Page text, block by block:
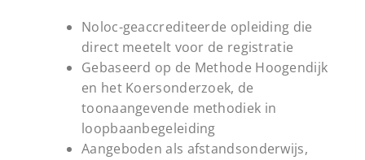
Noloc-geaccrediteerde opleiding die
direct meetelt voor de registratie
Gebaseerd op de Methode Hoogendijk
en het Koersonderzoek, de
toonaangevende methodiek in
loopbaanbegeleiding
Aangeboden als afstandsonderwijs,